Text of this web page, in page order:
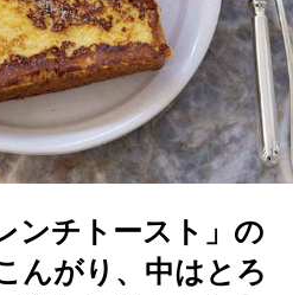
ンチトースト」の
んがり、中はとろ